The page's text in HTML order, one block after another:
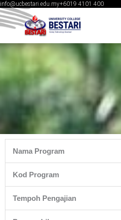
Skip
to
info@ucbestari.edu.my+6019 4101 400
Nama Program
Kod Program
Tempoh Pengajian